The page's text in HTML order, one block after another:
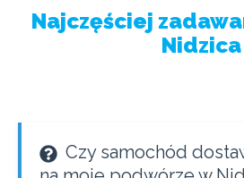
Najczęściej
Nidzica
Czy samochód